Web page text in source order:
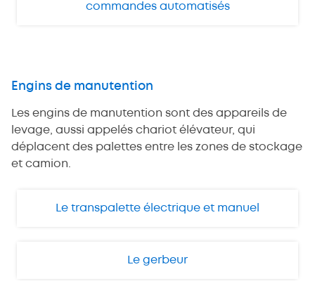
commandes automatisés
Engins de manutention
Les engins de manutention sont des appareils de
levage, aussi appelés chariot élévateur, qui
déplacent des palettes entre les zones de stockage
et camion.
Le transpalette électrique et manuel
Le gerbeur